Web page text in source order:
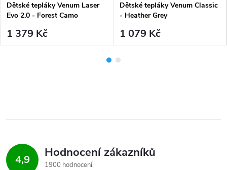
Dětské tepláky Venum Laser
Evo 2.0 - Forest Camo
1 379 Kč
Dětské tepláky Venum Classic
- Heather Grey
1 079 Kč
4,9 Hodnocení zákazníků
1900 hodnocení